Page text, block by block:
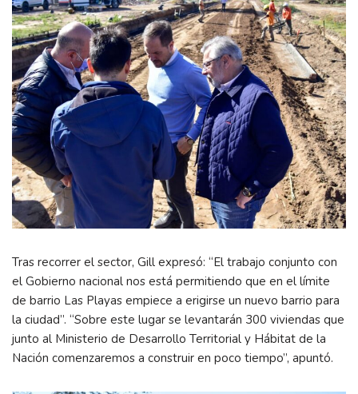
Tras recorrer el sector, Gill expresó: “El trabajo conjunto con
el Gobierno nacional nos está permitiendo que en el límite
de barrio Las Playas empiece a erigirse un nuevo barrio para
la ciudad”. “Sobre este lugar se levantarán 300 viviendas que
junto al Ministerio de Desarrollo Territorial y Hábitat de la
Nación comenzaremos a construir en poco tiempo”, apuntó.